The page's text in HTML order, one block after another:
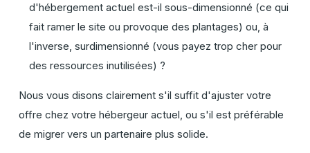
d'hébergement actuel est-il sous-dimensionné (ce qui
fait ramer le site ou provoque des plantages) ou, à
l'inverse, surdimensionné (vous payez trop cher pour
des ressources inutilisées) ?
Nous vous disons clairement s'il suffit d'ajuster votre
offre chez votre hébergeur actuel, ou s'il est préférable
de migrer vers un partenaire plus solide.